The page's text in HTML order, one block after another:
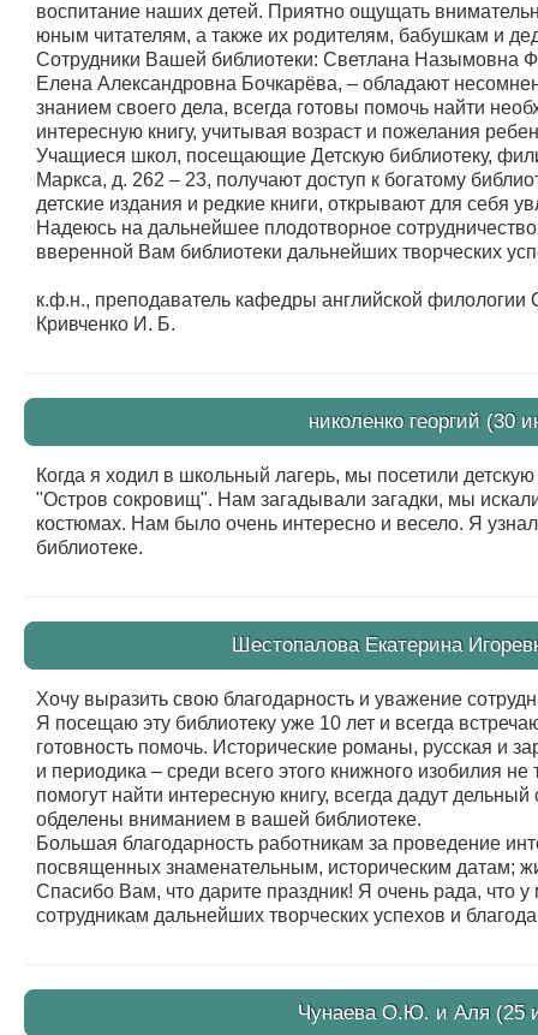
воспитание наших детей. Приятно ощущать
юным читателям, а также их родителям, бабушкам и
Сотрудники Вашей библиотеки: Светлана Назымовна
Елена Александровна Бочкарёва, – обладают
знанием своего дела, всегда готовы помочь найти
интересную книгу, учитывая возраст и пожелания
Учащиеся школ, посещающие Детскую библиотеку,
Маркса, д. 262 – 23, получают доступ к богатому
детские издания и редкие книги, открывают для себя
Надеюсь на дальнейшее плодотворное
вверенной Вам библиотеки дальнейших творческих
к.ф.н., преподаватель кафедры английской филологии
Кривченко И. Б.
николенко георгий (30
Когда я ходил в школьный лагерь, мы посетили
"Остров сокровищ". Нам загадывали загадки, мы
костюмах. Нам было очень интересно и весело. Я
библиотеке.
Шестопалова Екатерина
Хочу выразить свою благодарность и уважение
Я посещаю эту библиотеку уже 10 лет и всегда
готовность помочь. Исторические романы, русская и
и периодика – среди всего этого книжного изобилия
помогут найти интересную книгу, всегда дадут
обделены вниманием в вашей библиотеке.
Большая благодарность работникам за проведение
посвященных знаменательным, историческим датам;
Спасибо Вам, что дарите праздник! Я очень рада, что
сотрудникам дальнейших творческих успехов и
Чунаева О.Ю. и Аля (25